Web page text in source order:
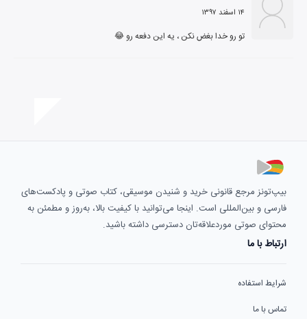
۱۴ اسفند ۱۳۹۷
تو رو خدا بغض نكن ، يه اين دفعه رو 😂
بیپ‌تونز مرجع قانونی خرید و شنیدن موسیقی، کتاب صوتی و پادکست‌های
فارسی و بین‌المللی است. اینجا می‌توانید با کیفیت بالا، به‌روز و مطمئن به
محتوای صوتی موردعلاقه‌تان دسترسی داشته باشید.
ارتباط با ما
شرایط استفاده
تماس با ما